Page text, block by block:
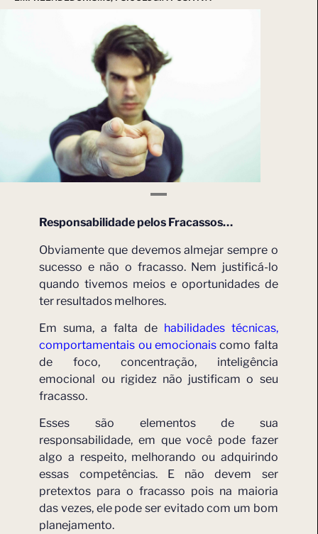
Responsabilidade pelos Fracassos…
Obviamente que devemos almejar sempre o
sucesso e não o fracasso. Nem justificá-lo
quando tivemos meios e oportunidades de
ter resultados melhores.
Em suma, a falta de habilidades técnicas,
comportamentais ou emocionais como falta
de foco, concentração, inteligência
emocional ou rigidez não justificam o seu
fracasso.
Esses são elementos de sua
responsabilidade, em que você pode fazer
algo a respeito, melhorando ou adquirindo
essas competências. E não devem ser
pretextos para o fracasso pois na maioria
das vezes, ele pode ser evitado com um bom
planejamento.